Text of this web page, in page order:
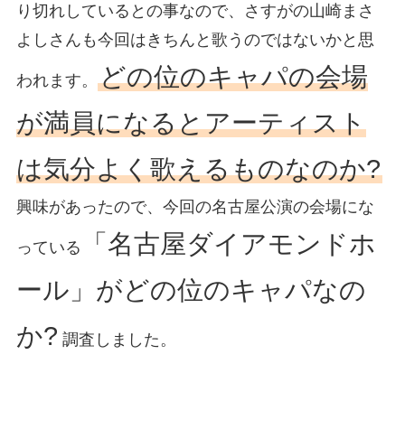
り切れしているとの事なので、さすがの山崎まさ
よしさんも今回はきちんと歌うのではないかと思
われます。 どの位のキャパの会場
が満員になるとアーティスト
は気分よく歌えるものなのか?
興味があったので、今回の名古屋公演の会場にな
っている
「名古屋ダイアモンドホ
ール」がどの位のキャパなの
か? 調査しました。